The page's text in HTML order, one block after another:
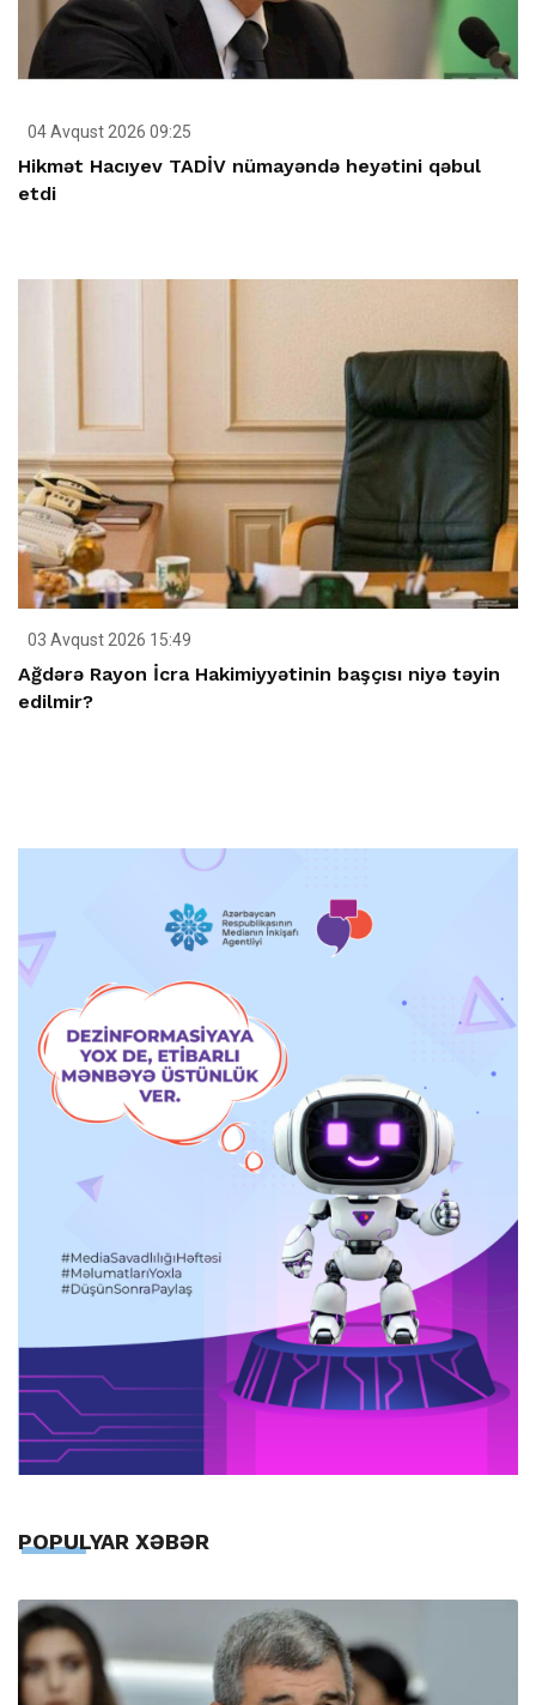
04 Avqust 2026 09:25
Hikmət Hacıyev TADİV nümayəndə heyətini qəbul
etdi
03 Avqust 2026 15:49
Ağdərə Rayon İcra Hakimiyyətinin başçısı niyə təyin
edilmir?
POPULYAR XƏBƏR